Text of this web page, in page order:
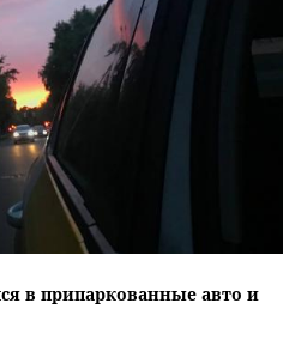
в припаркованные авто и